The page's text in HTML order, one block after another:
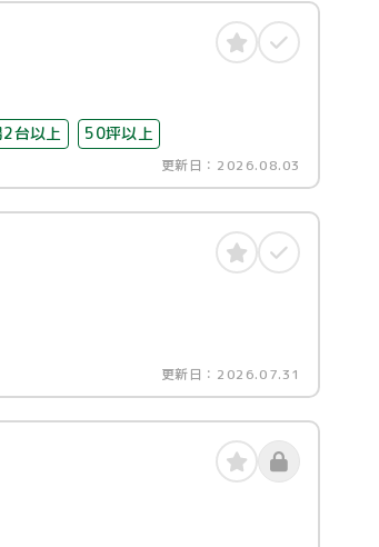
台以上 50坪以上
更新日： 2026.08.03
更新日： 2026.07.31